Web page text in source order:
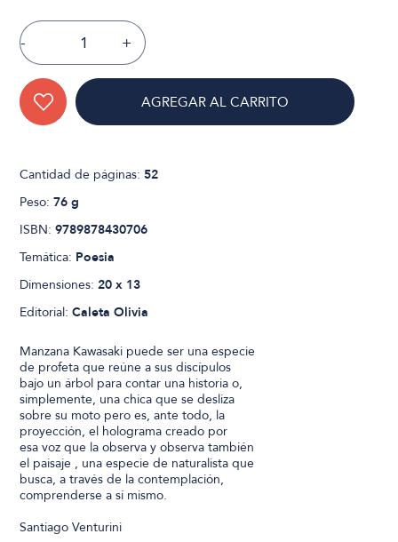
- +
AGREGAR AL CARRITO
Cantidad de páginas:52
Peso:76 g
ISBN:9789878430706
Temática: Poesia
Dimensiones:20 x 13
Editorial:Caleta Olivia
Manzana Kawasaki puede ser una especie
de profeta que reúne a sus discípulos
bajo un árbol para contar una historia o,
simplemente, una chica que se desliza
sobre su moto pero es, ante todo, la
proyección, el holograma creado por
esa voz que la observa y observa también
el paisaje , una especie de naturalista que
busca, a través de la contemplación,
comprenderse a sí mismo.
Santiago Venturini